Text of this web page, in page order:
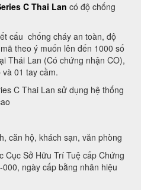
C Thai Lan có độ chống
cấu chống cháy an toàn, độ
theo ý muốn lên đến 1000 số
Thái Lan (Có chứng nhận CO),
01 tay cầm.
C Thai Lan sử dụng hệ thống
căn hộ, khách sạn, văn phòng
Cục Sở Hữu Trí Tuệ cấp Chứng
ngày cấp bằng nhãn hiệu